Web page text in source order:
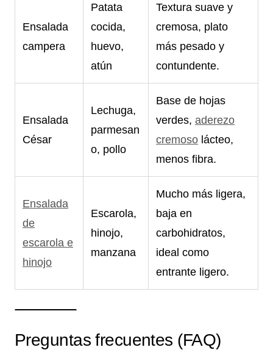
Ensalada
campera
Patata
cocida,
huevo,
atún
Textura suave y
cremosa, plato
más pesado y
contundente.
Ensalada
César
Lechuga,
parmesan
o, pollo
Base de hojas
verdes, aderezo
cremoso lácteo,
menos fibra.
Ensalada
de
escarola e
hinojo
Escarola,
hinojo,
manzana
Mucho más ligera,
baja en
carbohidratos,
ideal como
entrante ligero.
Preguntas frecuentes (FAQ)